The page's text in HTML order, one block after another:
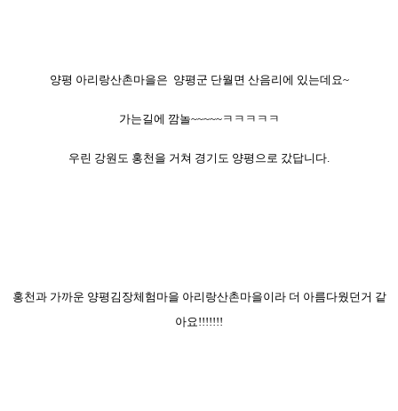
양평 아리랑산촌마을은 양평군 단월면 산음리에 있는데요~
가는길에 깜놀~~~~~ㅋㅋㅋㅋㅋ
우린 강원도 홍천을 거쳐 경기도 양평으로 갔답니다.
홍천과 가까운 양평김장체험마을 아리랑산촌마을이라 더 아름다웠던거 같
아요!!!!!!!